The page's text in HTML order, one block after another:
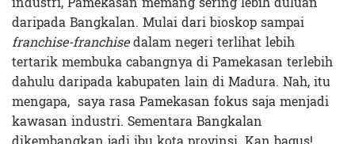
daripada Bangkalan. Mulai dari bioskop sampai
franchise-franchisedalam negeri terlihat lebih
tertarik membuka cabangnya di Pamekasan terlebih
dahulu daripada kabupaten lain di Madura. Nah, itu
mengapa, saya rasa Pamekasan fokus saja menjadi
kawasan industri. Sementara Bangkalan